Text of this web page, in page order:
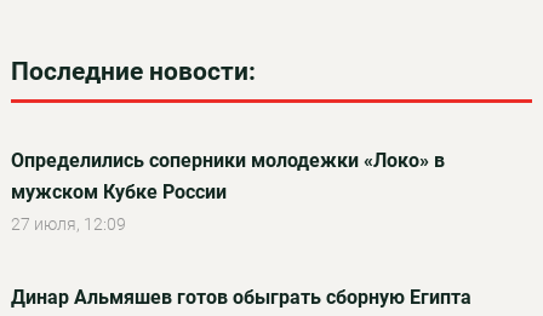
Последние новости:
Определились соперники молодежки «Локо» в
мужском Кубке России
27 июля, 12:09
Динар Альмяшев готов обыграть сборную Египта